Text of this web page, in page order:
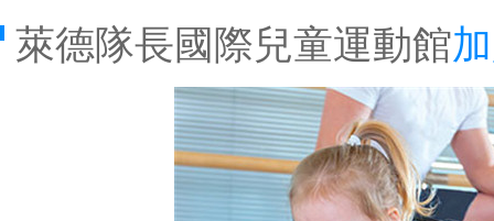
萊德隊長國際兒童運動館